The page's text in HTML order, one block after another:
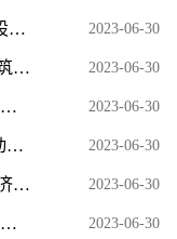
三维股份：6月29日融券净卖出500股，连续3日累计净卖出1.14万股 2023-06-30
南京浦口市场监管：落实宣传培训 筑牢安全防线|世界信息 2023-06-30
江苏小伙方昊破门，北京国安主场1：2不敌上海海港 2023-06-30
“绿”镜下的祁连山国家公园，你心动了吗 2023-06-30
全球热消息：离大谱了，31.28亿，济南土地被疯抢，系统竟崩了 2023-06-30
崔康熙将泰山拉回正轨！双线9场不败 冲击联赛前三_全球视点 2023-06-30